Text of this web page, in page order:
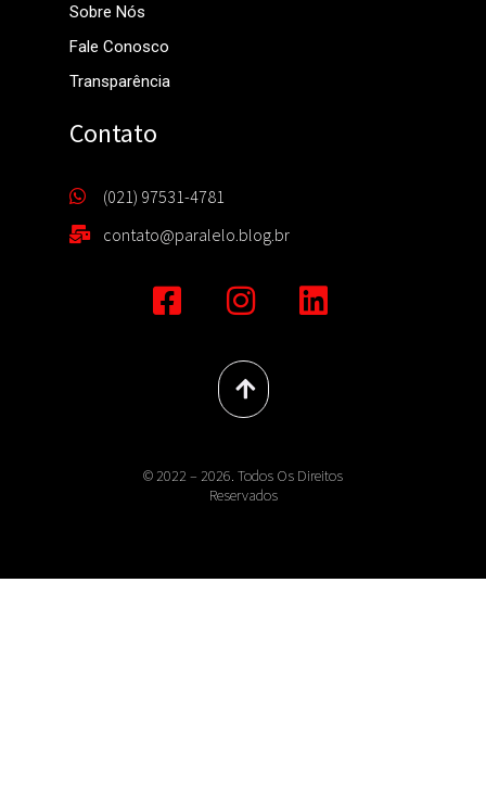
Sobre Nós
Fale Conosco
Transparência
Contato
(021) 97531-4781
contato@paralelo.blog.br
© 2022 – 2026. Todos Os Direitos
Reservados